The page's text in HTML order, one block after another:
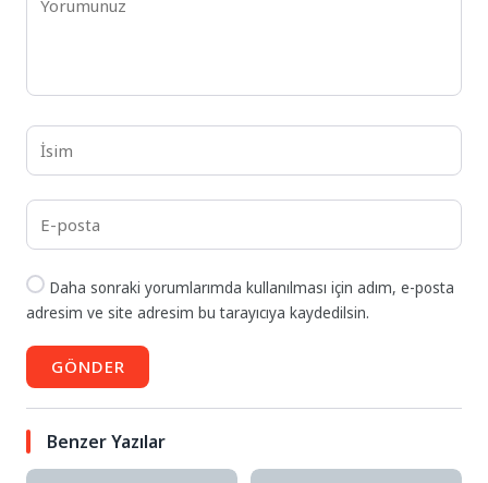
Daha sonraki yorumlarımda kullanılması için adım, e-posta
adresim ve site adresim bu tarayıcıya kaydedilsin.
GÖNDER
Benzer Yazılar